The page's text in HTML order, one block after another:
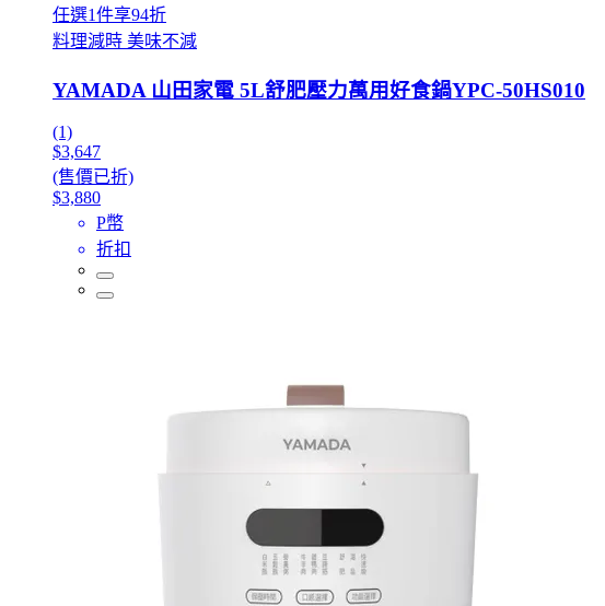
任選1件享94折
料理減時 美味不減
YAMADA 山田家電 5L舒肥壓力萬用好食鍋YPC-50HS010
(1)
$3,647
(售價已折)
$3,880
P幣
折扣